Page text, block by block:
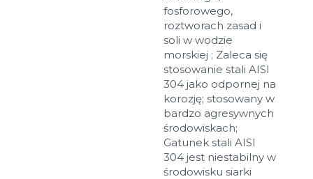
fosforowego,
roztworach zasad i
soli w wodzie
morskiej ; Zaleca się
stosowanie stali AISI
304 jako odpornej na
korozję; stosowany w
bardzo agresywnych
środowiskach;
Gatunek stali AISI
304 jest niestabilny w
środowisku siarki